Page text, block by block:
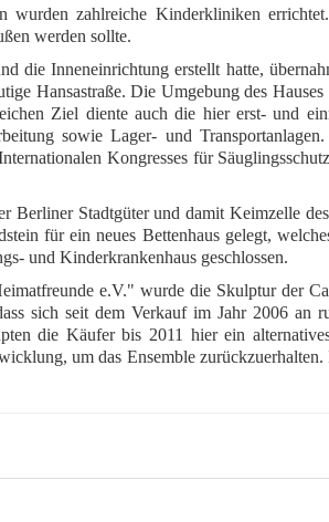
wurden zahlreiche Kinderkliniken
werden sollte.
die Inneneinrichtung erstellt hatte,
Hansastraße. Die Umgebung des
Ziel diente auch die hier erst- und
sowie Lager- und Transportanlagen.
Kongresses für
Berliner Stadtgüter und damit Keimzelle
für ein neues Bettenhaus gelegt,
und Kinderkrankenhaus geschlossen.
e.V." wurde die Skulptur der
sich seit dem Verkauf im Jahr 2006 an
die Käufer bis 2011 hier ein
um das Ensemble